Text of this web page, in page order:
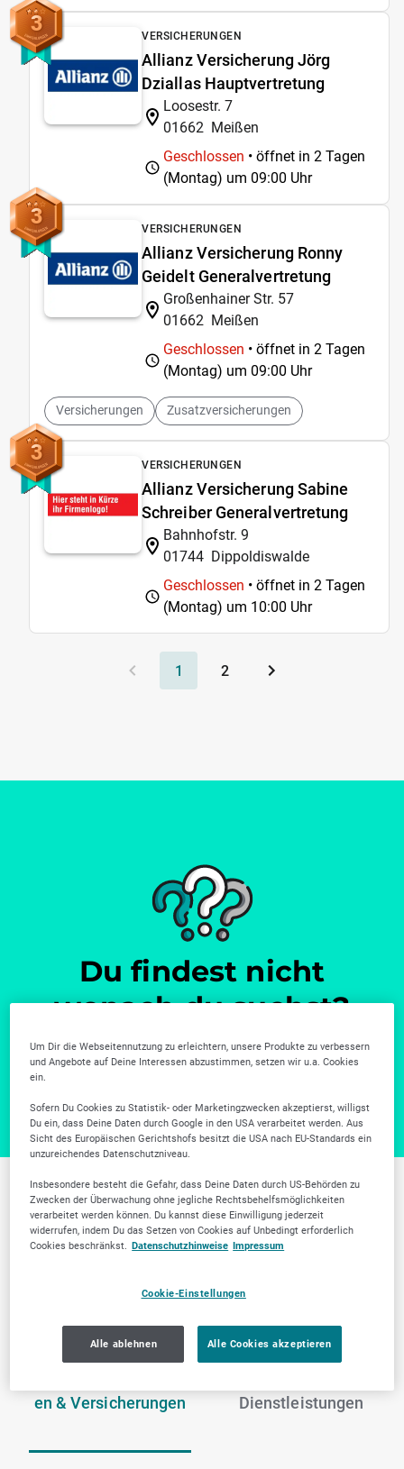
3 VERSICHERUNGEN
Allianz Versicherung Jörg
Dziallas Hauptvertretung
Loosestr. 7
01662 Meißen
Geschlossen • öffnet in 2 Tagen
(Montag) um 09:00 Uhr
3 VERSICHERUNGEN
Allianz Versicherung Ronny
Geidelt Generalvertretung
Großenhainer Str. 57
01662 Meißen
Geschlossen • öffnet in 2 Tagen
(Montag) um 09:00 Uhr
Versicherungen Zusatzversicherungen
3 VERSICHERUNGEN
Allianz Versicherung Sabine
Schreiber Generalvertretung
Bahnhofstr. 9
01744 Dippoldiswalde
Geschlossen • öffnet in 2 Tagen
(Montag) um 10:00 Uhr
1 2
Du findest nicht
wonach du suchst?
Zur Firmensuche
Weitere Branchen in
Dresden
en & Versicherungen
Dienstleistungen
Um Dir die Webseitennutzung zu erleichtern, unsere Produkte zu verbessern
und Angebote auf Deine Interessen abzustimmen, setzen wir u.a. Cookies
ein.
Sofern Du Cookies zu Statistik- oder Marketingzwecken akzeptierst, willigst
Du ein, dass Deine Daten durch Google in den USA verarbeitet werden. Aus
Sicht des Europäischen Gerichtshofs besitzt die USA nach EU-Standards ein
unzureichendes Datenschutzniveau.
Insbesondere besteht die Gefahr, dass Deine Daten durch US-Behörden zu
Zwecken der Überwachung ohne jegliche Rechtsbehelfsmöglichkeiten
verarbeitet werden können. Du kannst diese Einwilligung jederzeit
widerrufen, indem Du das Setzen von Cookies auf Unbedingt erforderlich
Cookies beschränkst. Datenschutzhinweise Impressum
Cookie-Einstellungen
Alle ablehnen Alle Cookies akzeptieren